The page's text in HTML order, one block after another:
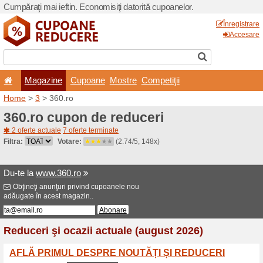
Cumpăraţi mai ieftin.
Magazine
Home>3> 360.ro